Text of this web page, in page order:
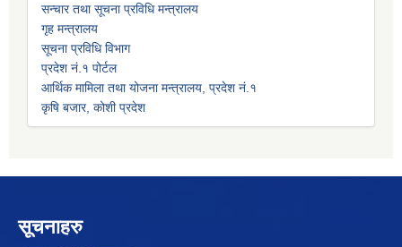
सन्चार तथा सूचना प्रविधि मन्त्रालय
गृह मन्त्रालय
सूचना प्रविधि विभाग
प्रदेश नं.१ पोर्टल
आर्थिक मामिला तथा योजना मन्त्रालय, प्रदेश नं.१
कृषि बजार, कोशी प्रदेश
सूचनाहरु